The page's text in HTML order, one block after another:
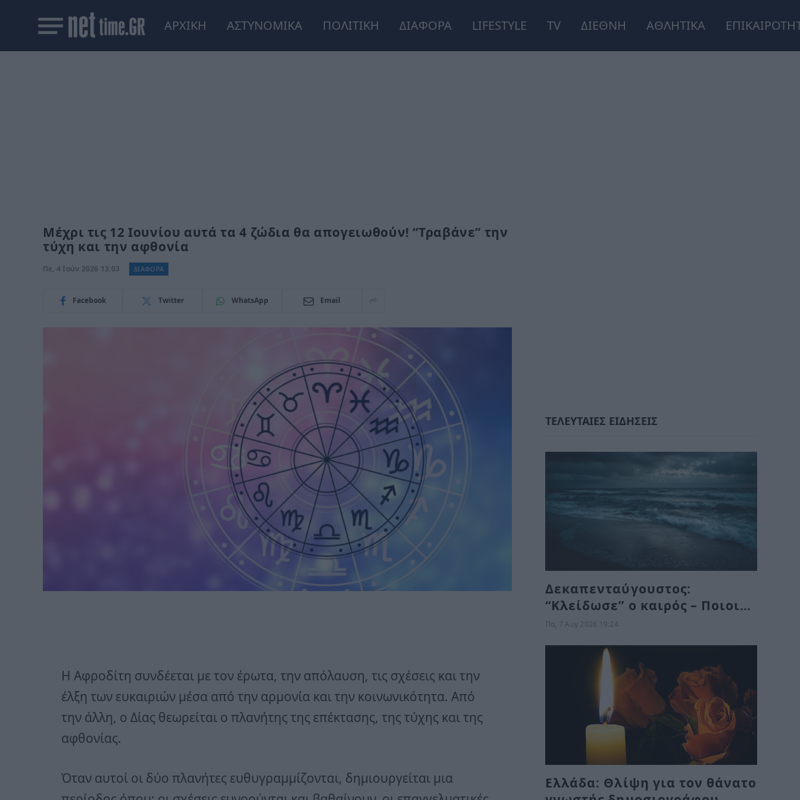
ΑΡΧΙΚΗ ΑΣΤΥΝΟΜΙΚΑ ΠΟΛΙΤΙΚΗ ΔΙΑΦΟΡΑ LIFESTYLE TV ΔΙΕΘΝΗ ΑΘΛΗΤΙΚΑ
Μέχρι τις 12 Ιουνίου αυτά τα 4 ζώδια θα απογειωθούν! “Τραβάνε” την
τύχη και την αφθονία
Πε, 4 Ιούν 2026 13:03 ΔΙΑΦΟΡΑ
Facebook Twitter WhatsApp Email
Η Αφροδίτη συνδέεται με τον έρωτα, την απόλαυση, τις σχέσεις και την
έλξη των ευκαιριών μέσα από την αρμονία και την κοινωνικότητα. Από
την άλλη, ο Δίας θεωρείται ο πλανήτης της επέκτασης, της τύχης και της
αφθονίας.
Όταν αυτοί οι δύο πλανήτες ευθυγραμμίζονται, δημιουργείται μια
ΤΕΛΕΥΤΑΙΕΣ ΕΙΔΗΣΕΙΣ
Δεκαπενταύγουστος:
“Κλείδωσε” ο καιρός – Ποιοι
θα κάνουν διακοπές με βροχή
Πα, 7 Αυγ 2026 19:24
Ελλάδα: Θλίψη για τον θάνατο